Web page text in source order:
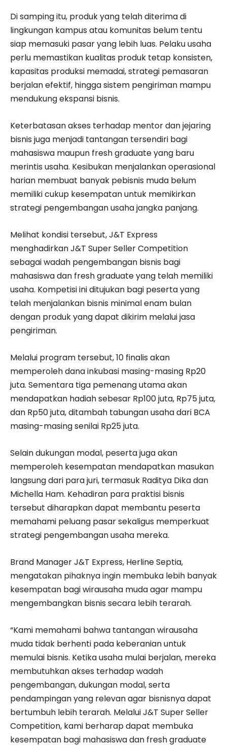
Di samping itu, produk yang telah diterima di
lingkungan kampus atau komunitas belum tentu
siap memasuki pasar yang lebih luas. Pelaku usaha
perlu memastikan kualitas produk tetap konsisten,
kapasitas produksi memadai, strategi pemasaran
berjalan efektif, hingga sistem pengiriman mampu
mendukung ekspansi bisnis.
Keterbatasan akses terhadap mentor dan jejaring
bisnis juga menjadi tantangan tersendiri bagi
mahasiswa maupun fresh graduate yang baru
merintis usaha. Kesibukan menjalankan operasional
harian membuat banyak pebisnis muda belum
memiliki cukup kesempatan untuk memikirkan
strategi pengembangan usaha jangka panjang.
Melihat kondisi tersebut, J&T Express
menghadirkan J&T Super Seller Competition
sebagai wadah pengembangan bisnis bagi
mahasiswa dan fresh graduate yang telah memiliki
usaha. Kompetisi ini ditujukan bagi peserta yang
telah menjalankan bisnis minimal enam bulan
dengan produk yang dapat dikirim melalui jasa
pengiriman.
Melalui program tersebut, 10 finalis akan
memperoleh dana inkubasi masing-masing Rp20
juta. Sementara tiga pemenang utama akan
mendapatkan hadiah sebesar Rp100 juta, Rp75 juta,
dan Rp50 juta, ditambah tabungan usaha dari BCA
masing-masing senilai Rp25 juta.
Selain dukungan modal, peserta juga akan
memperoleh kesempatan mendapatkan masukan
langsung dari para juri, termasuk Raditya Dika dan
Michella Ham. Kehadiran para praktisi bisnis
tersebut diharapkan dapat membantu peserta
memahami peluang pasar sekaligus memperkuat
strategi pengembangan usaha mereka.
Brand Manager J&T Express, Herline Septia,
mengatakan pihaknya ingin membuka lebih banyak
kesempatan bagi wirausaha muda agar mampu
mengembangkan bisnis secara lebih terarah.
“Kami memahami bahwa tantangan wirausaha
muda tidak berhenti pada keberanian untuk
memulai bisnis. Ketika usaha mulai berjalan, mereka
membutuhkan akses terhadap wadah
pengembangan, dukungan modal, serta
pendampingan yang relevan agar bisnisnya dapat
bertumbuh lebih terarah. Melalui J&T Super Seller
Competition, kami berharap dapat membuka
kesempatan bagi mahasiswa dan fresh graduate